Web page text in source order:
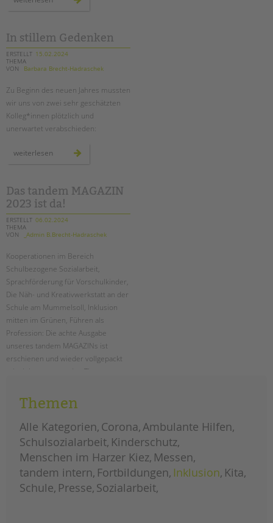
In stillem Gedenken
ERSTELLT 15.02.2024
THEMA
VON
Barbara Brecht-Hadraschek
Zu Beginn des neuen Jahres mussten
wir uns von zwei sehr geschätzten
Kolleg*innen plötzlich und
unerwartet verabschieden:
weiterlesen
Das tandem MAGAZIN
2023 ist da!
ERSTELLT 06.02.2024
THEMA
VON
_Admin B.Brecht-Hadraschek
Kooperationen im Bereich
Schulbezogene Sozialarbeit,
Sprachförderung für Vorschulkinder,
Die Näh- und Kreativwerkstatt an der
Schule am Mummelsoll, Inklusion
mitten im Grünen, Führen als
Profession: Die achte Ausgabe
unseres tandem MAGAZINs ist
erschienen und wieder vollgepackt
mit vielen spannenden Themen aus
Einrichtungen. Als PDF schon hier
zum kostenlosen Download!
weiterlesendas
tandem
magazin
2023
ist
da!
Einweihung des
Planetenpfades an der
Ludwig-Cauer-
Themen
Alle Kategorien Corona Ambulante Hilfen
Schulsozialarbeit Kinderschutz
Menschen im Harzer Kiez Messen
tandem intern Fortbildungen Inklusion Kita
Schule Presse Sozialarbeit